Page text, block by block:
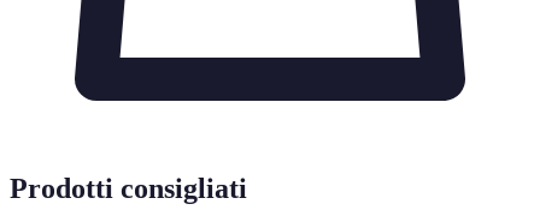
Prodotti consigliati